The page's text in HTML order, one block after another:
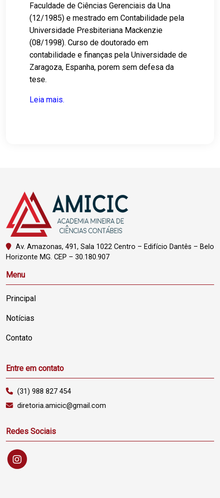
Faculdade de Ciências Gerenciais da Una
(12/1985) e mestrado em Contabilidade pela
Universidade Presbiteriana Mackenzie
(08/1998). Curso de doutorado em
contabilidade e finanças pela Universidade de
Zaragoza, Espanha, porem sem defesa da
tese.
Leia mais.
Av. Amazonas, 491, Sala 1022 Centro – Edifício Dantês – Belo
Horizonte MG. CEP – 30.180.907
Menu
Principal
Notícias
Contato
Entre em contato
(31) 988 827 454
diretoria.amicic@gmail.com
Redes Sociais